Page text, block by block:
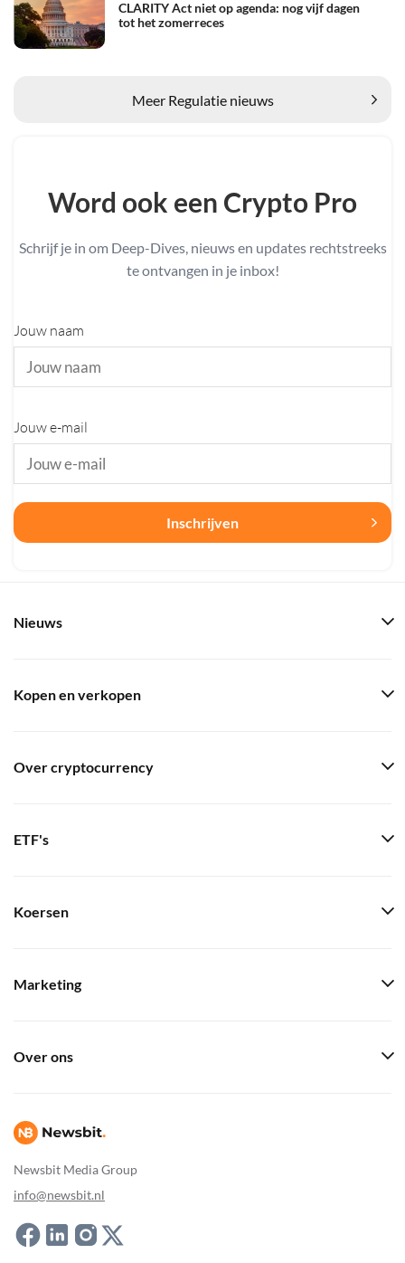
CLARITY Act niet op agenda: nog vijf dagen
tot het zomerreces
Meer Regulatie nieuws
Word ook een Crypto Pro
Schrijf je in om Deep-Dives, nieuws en updates rechtstreeks
te ontvangen in je inbox!
Jouw naam
Jouw e-mail
Inschrijven
Newsbit Media Group
info@newsbit.nl
Nieuws
Kopen en verkopen
Over cryptocurrency
ETF's
Koersen
Marketing
Over ons